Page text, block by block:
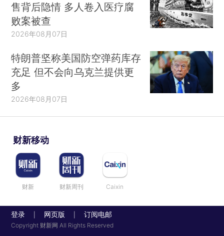
售背后隐情 多人卷入医疗腐
败案被查
2026年08月07日
特朗普坚称美国防空弹药库存
充足 但不会向乌克兰提供更
多
2026年08月07日
财新移动
财新 财新周刊 Caixin
登录 网页版 订阅电邮
Copyright 财新网 All Rights Reserved